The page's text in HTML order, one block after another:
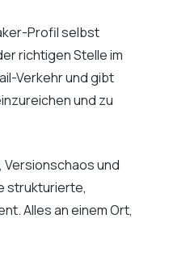
Profil selbst
richtigen Stelle im
Verkehr und gibt
und zu
und
strukturierte,
Alles an einem Ort,